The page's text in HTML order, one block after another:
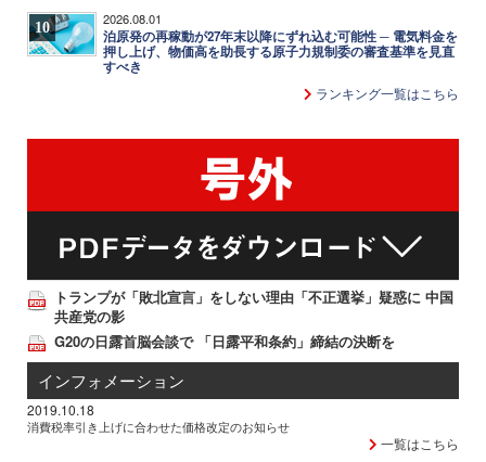
10 2026.08.01
泊原発の再稼動が27年末以降にずれ込む可能性 ─ 電気料金を
押し上げ、物価高を助長する原子力規制委の審査基準を見直
すべき
ランキング一覧はこちら
トランプが「敗北宣言」をしない理由「不正選挙」疑惑に 中国
共産党の影
G20の日露首脳会談で 「日露平和条約」締結の決断を
インフォメーション
2019.10.18
消費税率引き上げに合わせた価格改定のお知らせ
一覧はこちら